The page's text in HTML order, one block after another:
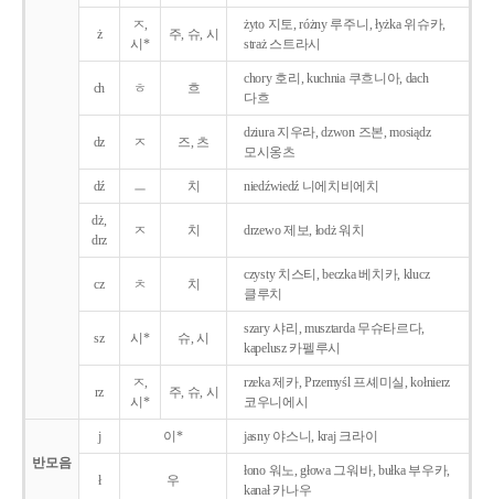
ż
ㅈ,
시*
주, 슈, 시
żyto 지토, różny 루주니, łyżka 위슈카,
straż 스트라시
ch ㅎ 흐
chory 호리, kuchnia 쿠흐니아, dach
다흐
dz ㅈ 즈, 츠
dziura 지우라, dzwon 즈본, mosiądz
모시옹츠
dź ㅡ 치 niedźwiedź 니에치비에치
dż,
drz
ㅈ 치 drzewo 제보, łodż 워치
cz ㅊ 치
czysty 치스티, beczka 베치카, klucz
클루치
sz 시* 슈, 시
szary 샤리, musztarda 무슈타르다,
kapelusz 카펠루시
rz
ㅈ,
시*
주, 슈, 시
rzeka 제카, Przemyśl 프셰미실, kołnierz
코우니에시
반모음
j 이* jasny 야스니, kraj 크라이
ł 우
łono 워노, głowa 그워바, bułka 부우카,
kanał 카나우